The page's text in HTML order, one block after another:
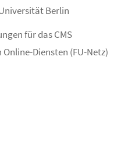
Berlin
für das CMS
Diensten (FU-Netz)